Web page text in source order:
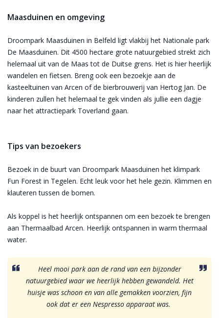
Maasduinen en omgeving
Droompark Maasduinen in Belfeld ligt vlakbij het Nationale park
De Maasduinen. Dit 4500 hectare grote natuurgebied strekt zich
helemaal uit van de Maas tot de Duitse grens. Het is hier heerlijk
wandelen en fietsen. Breng ook een bezoekje aan de
kasteeltuinen van Arcen of de bierbrouwerij van Hertog Jan. De
kinderen zullen het helemaal te gek vinden als jullie een dagje
naar het attractiepark Toverland gaan.
Tips van bezoekers
Bezoek in de buurt van Droompark Maasduinen het klimpark
Fun Forest in Tegelen. Echt leuk voor het hele gezin. Klimmen en
klauteren tussen de bomen.
Als koppel is het heerlijk ontspannen om een bezoek te brengen
aan Thermaalbad Arcen. Heerlijk ontspannen in warm thermaal
water.
Heel mooi park aan de rand van een bijzonder
natuurgebied waar we heerlijk hebben gewandeld. Het
huisje was schoon en van alle gemakken voorzien, fijn
ook dat er een Nespresso apparaat was.